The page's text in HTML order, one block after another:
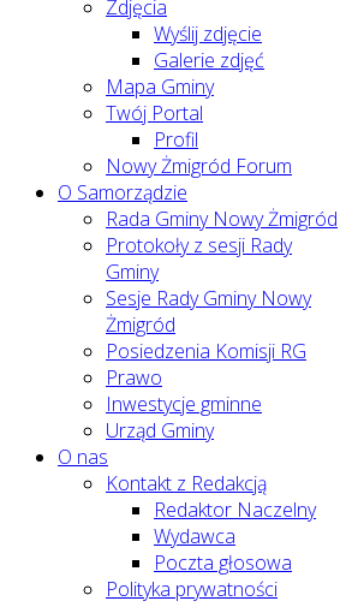
Zdjęcia
Wyślij zdjęcie
Galerie zdjęć
Mapa Gminy
Twój Portal
Profil
Nowy Żmigród Forum
O Samorządzie
Rada Gminy Nowy Żmigród
Protokoły z sesji Rady
Gminy
Sesje Rady Gminy Nowy
Żmigród
Posiedzenia Komisji RG
Prawo
Inwestycje gminne
Urząd Gminy
O nas
Kontakt z Redakcją
Redaktor Naczelny
Wydawca
Poczta głosowa
Polityka prywatności